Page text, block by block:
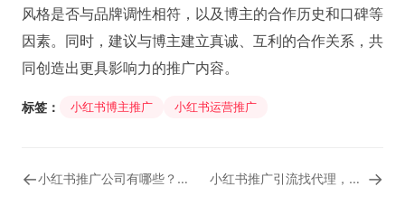
风格是否与品牌调性相符，以及博主的合作历史和口碑等
因素。同时，建议与博主建立真诚、互利的合作关系，共
同创造出更具影响力的推广内容。
标签： 小红书博主推广 小红书运营推广
← 小红书推广公司有哪些？小红书粉丝2万推广费 小红书推广引流找代理，小红书推广笔记怎么用 →